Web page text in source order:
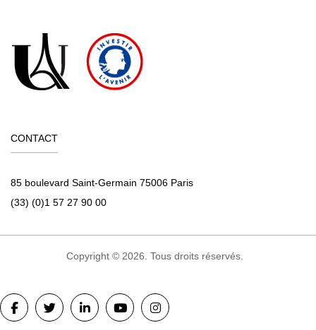
CONTACT
85 boulevard Saint-Germain 75006 Paris
(33) (0)1 57 27 90 00
Copyright © 2026. Tous droits réservés.